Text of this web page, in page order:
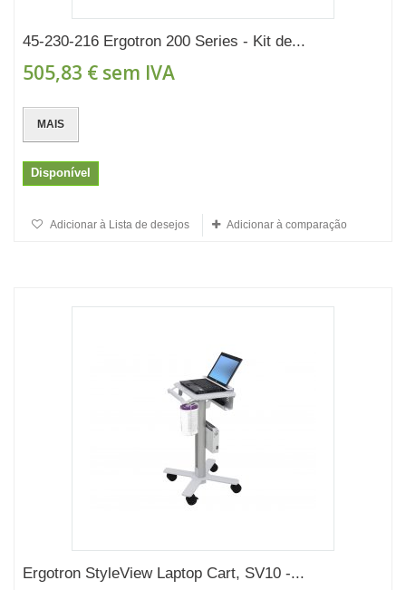
45-230-216 Ergotron 200 Series - Kit de...
505,83 € sem IVA
MAIS
Disponível
Adicionar à Lista de desejos Adicionar à comparação
Ergotron StyleView Laptop Cart, SV10 -...